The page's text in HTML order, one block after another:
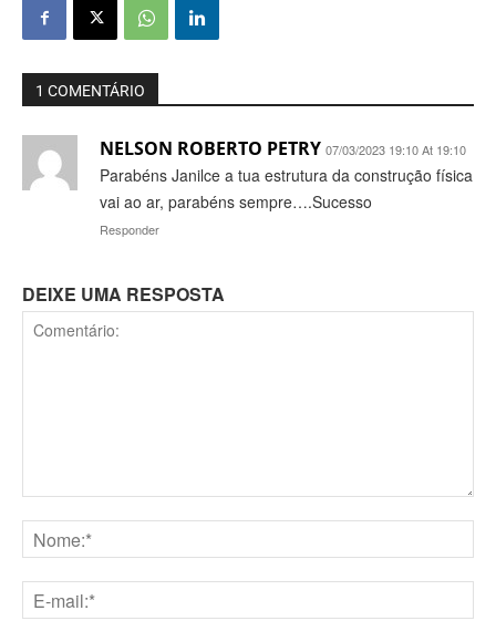
1 COMENTÁRIO
NELSON ROBERTO PETRY 07/03/2023 19:10 At 19:10
Parabéns Janilce a tua estrutura da construção física
vai ao ar, parabéns sempre….Sucesso
Responder
DEIXE UMA RESPOSTA